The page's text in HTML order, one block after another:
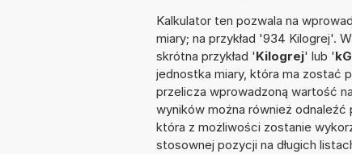
Kalkulator ten pozwala na
miary; na przykład '934 Kilogrej'.
skrótna przykład 'Kilogrej' lub '
jednostka miary, która ma zostać
przelicza wprowadzoną wartość
wyników można również
która z możliwości zostanie
stosownej pozycji na długich